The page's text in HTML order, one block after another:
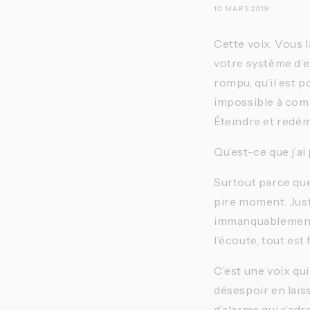
10 MARS 2019
Cette voix. Vous
votre système
rompu, qu’il est
impossible à
Éteindre et
Qu’est-ce que
Surtout parce
pire moment.
l’écoute, tout est
C’est une voix
désespoir en